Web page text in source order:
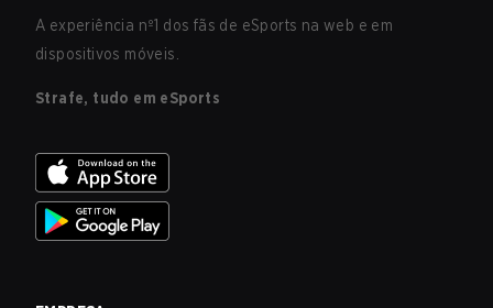
A experiência nº1 dos fãs de eSports na web e em
dispositivos móveis.
Strafe, tudo em eSports